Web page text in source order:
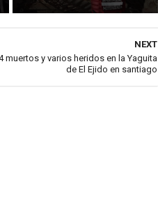
NEXT
muertos y varios heridos en la Yaguita
de El Ejido en santiago